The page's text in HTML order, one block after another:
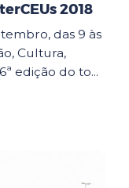
2018
das 9 às
Cultura,
edição do to...